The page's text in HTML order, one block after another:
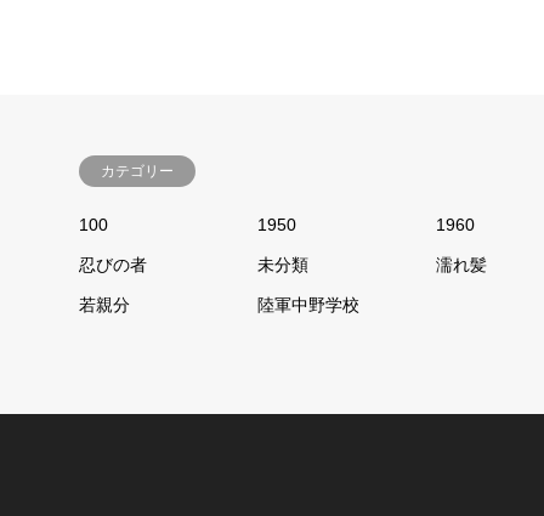
カテゴリー
100 1950 1960
忍びの者 未分類 濡れ髪
若親分 陸軍中野学校